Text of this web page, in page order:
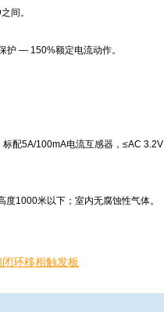
间。
护 — 150%额定电流动作。
配5A/100mA电流互感器，≤AC 3.2V
1000米以下；室内无腐蚀性气体。
环移相触发板